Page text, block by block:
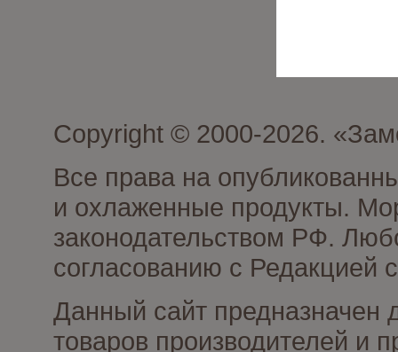
Copyright © 2000-2026.
Все права на
и охлаженные продукты.
законодательством РФ.
согласованию с Редакцией
Данный сайт предназначен
товаров производителей и